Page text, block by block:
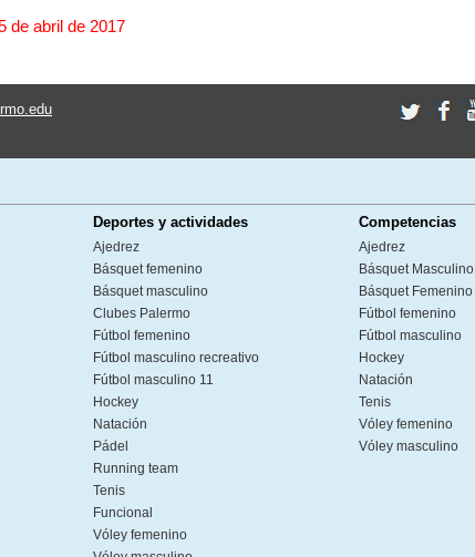
de abril de 2017
Deportes y actividades
Ajedrez
Básquet femenino
Básquet masculino
Clubes Palermo
Fútbol femenino
Fútbol masculino recreativo
Fútbol masculino 11
Hockey
Natación
Pádel
Running team
Tenis
Funcional
Vóley femenino
Competencias
Ajedrez
Básquet Masculino
Básquet Femenino
Fútbol femenino
Fútbol masculino
Hockey
Natación
Tenis
Vóley femenino
Vóley masculino